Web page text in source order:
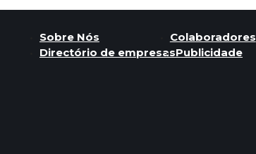
Sobre Nós Colaboradores
Directório de empresasPublicidade